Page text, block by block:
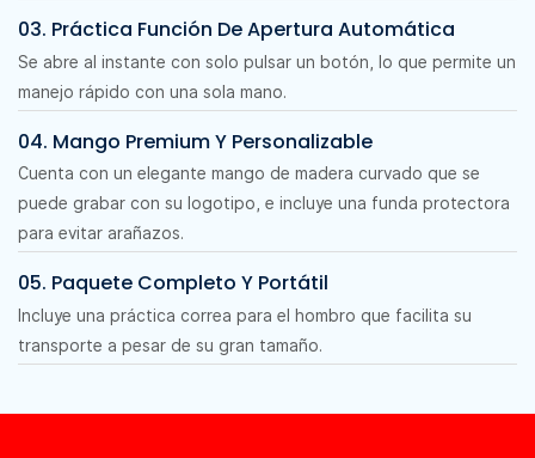
03. Práctica Función De Apertura Automática
Se abre al instante con solo pulsar un botón, lo que permite un
manejo rápido con una sola mano.
04. Mango Premium Y Personalizable
Cuenta con un elegante mango de madera curvado que se
puede grabar con su logotipo, e incluye una funda protectora
para evitar arañazos.
05. Paquete Completo Y Portátil
Incluye una práctica correa para el hombro que facilita su
transporte a pesar de su gran tamaño.